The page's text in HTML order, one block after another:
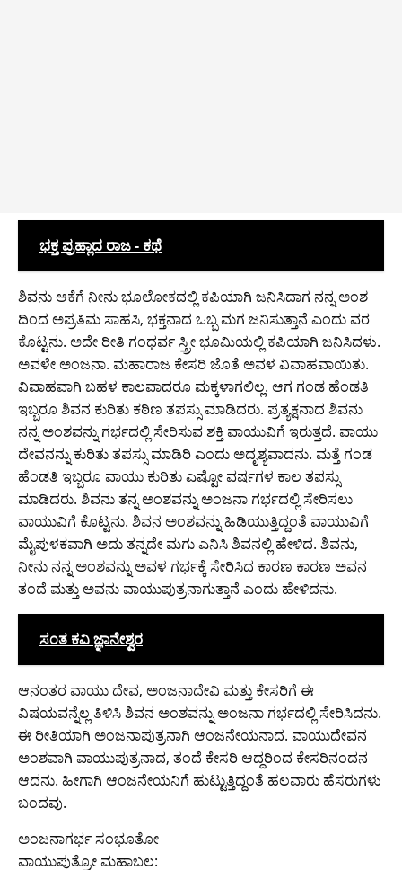
ಭಕ್ತ ಪ್ರಹ್ಲಾದ ರಾಜ - ಕಥೆ
ಶಿವನು ಆಕೆಗೆ ನೀನು ಭೂಲೋಕದಲ್ಲಿ ಕಪಿಯಾಗಿ ಜನಿಸಿದಾಗ ನನ್ನ ಅಂಶ
ದಿಂದ ಅಪ್ರತಿಮ ಸಾಹಸಿ, ಭಕ್ತನಾದ ಒಬ್ಬ ಮಗ ಜನಿಸುತ್ತಾನೆ ಎಂದು ವರ
ಕೊಟ್ಟನು. ಅದೇ ರೀತಿ ಗಂಧರ್ವ ಸ್ತ್ರೀ ಭೂಮಿಯಲ್ಲಿ ಕಪಿಯಾಗಿ ಜನಿಸಿದಳು.
ಅವಳೇ ಅಂಜನಾ. ಮಹಾರಾಜ ಕೇಸರಿ ಜೊತೆ ಅವಳ ವಿವಾಹವಾಯಿತು.
ವಿವಾಹವಾಗಿ ಬಹಳ ಕಾಲವಾದರೂ ಮಕ್ಕಳಾಗಲಿಲ್ಲ. ಆಗ ಗಂಡ ಹೆಂಡತಿ
ಇಬ್ಬರೂ ಶಿವನ ಕುರಿತು ಕಠಿಣ ತಪಸ್ಸು ಮಾಡಿದರು. ಪ್ರತ್ಯಕ್ಷನಾದ ಶಿವನು
ನನ್ನ ಅಂಶವನ್ನು ಗರ್ಭದಲ್ಲಿ ಸೇರಿಸುವ ಶಕ್ತಿ ವಾಯುವಿಗೆ ಇರುತ್ತದೆ. ವಾಯು
ದೇವನನ್ನು ಕುರಿತು ತಪಸ್ಸು ಮಾಡಿರಿ ಎಂದು ಅದೃಶ್ಯವಾದನು. ಮತ್ತೆ ಗಂಡ
ಹೆಂಡತಿ ಇಬ್ಬರೂ ವಾಯು ಕುರಿತು ಎಷ್ಟೋ ವರ್ಷಗಳ ಕಾಲ ತಪಸ್ಸು
ಮಾಡಿದರು. ಶಿವನು ತನ್ನ ಅಂಶವನ್ನು ಅಂಜನಾ ಗರ್ಭದಲ್ಲಿ ಸೇರಿಸಲು
ವಾಯುವಿಗೆ ಕೊಟ್ಟನು. ಶಿವನ ಅಂಶವನ್ನು ಹಿಡಿಯುತ್ತಿದ್ದಂತೆ ವಾಯುವಿಗೆ
ಮೈಪುಳಕವಾಗಿ ಅದು ತನ್ನದೇ ಮಗು ಎನಿಸಿ ಶಿವನಲ್ಲಿ ಹೇಳಿದ. ಶಿವನು,
ನೀನು ನನ್ನ ಅಂಶವನ್ನು ಅವಳ ಗರ್ಭಕ್ಕೆ ಸೇರಿಸಿದ ಕಾರಣ ಕಾರಣ ಅವನ
ತಂದೆ ಮತ್ತು ಅವನು ವಾಯುಪುತ್ರನಾಗುತ್ತಾನೆ ಎಂದು ಹೇಳಿದನು.
ಸಂತ ಕವಿ ಜ್ಞಾನೇಶ್ವರ
ಆನಂತರ ವಾಯು ದೇವ, ಅಂಜನಾದೇವಿ ಮತ್ತು ಕೇಸರಿಗೆ ಈ
ವಿಷಯವನ್ನೆಲ್ಲ ತಿಳಿಸಿ ಶಿವನ ಅಂಶವನ್ನು ಅಂಜನಾ ಗರ್ಭದಲ್ಲಿ ಸೇರಿಸಿದನು.
ಈ ರೀತಿಯಾಗಿ ಅಂಜನಾಪುತ್ರನಾಗಿ ಆಂಜನೇಯನಾದ. ವಾಯುದೇವನ
ಅಂಶವಾಗಿ ವಾಯುಪುತ್ರನಾದ, ತಂದೆ ಕೇಸರಿ ಆದ್ದರಿಂದ ಕೇಸರಿನಂದನ
ಆದನು. ಹೀಗಾಗಿ ಆಂಜನೇಯನಿಗೆ ಹುಟ್ಟುತ್ತಿದ್ದಂತೆ ಹಲವಾರು ಹೆಸರುಗಳು
ಬಂದವು.
ಅಂಜನಾಗರ್ಭ ಸಂಭೂತೋ
ವಾಯುಪುತ್ರೋ ಮಹಾಬಲ: